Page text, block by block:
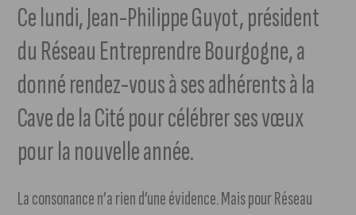
Ce lundi, Jean-Philippe Guyot, président
du Réseau Entreprendre Bourgogne, a
donné rendez-vous à ses adhérents à la
Cave de la Cité pour célébrer ses vœux
pour la nouvelle année.
La consonance n’a rien d’une évidence. Mais pour Réseau